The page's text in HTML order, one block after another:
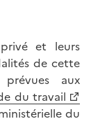
et leurs
de cette
aux
du travail
du